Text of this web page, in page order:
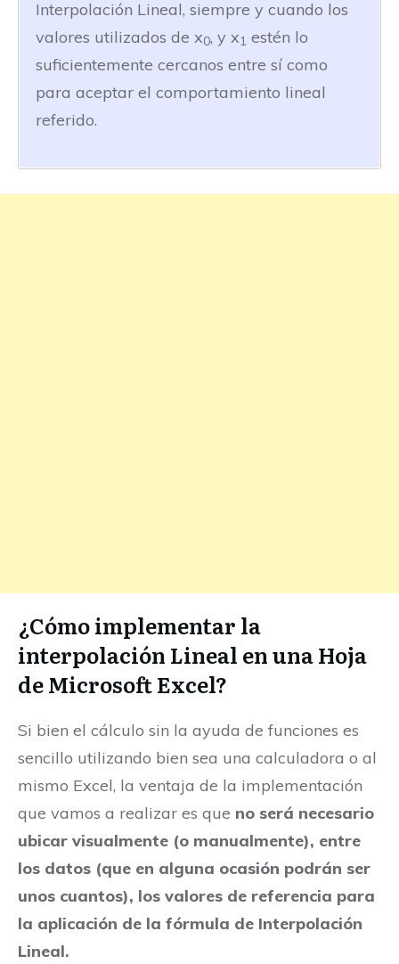
Interpolación Lineal, siempre y cuando los
valores utilizados de x0, y x1 estén lo
suficientemente cercanos entre sí como
para aceptar el comportamiento lineal
referido.
¿Cómo implementar la
interpolación Lineal en una Hoja
de Microsoft Excel?
Si bien el cálculo sin la ayuda de funciones es
sencillo utilizando bien sea una calculadora o al
mismo Excel, la ventaja de la implementación
que vamos a realizar es que no será necesario
ubicar visualmente (o manualmente), entre
los datos (que en alguna ocasión podrán ser
unos cuantos), los valores de referencia para
la aplicación de la fórmula de Interpolación
Lineal.